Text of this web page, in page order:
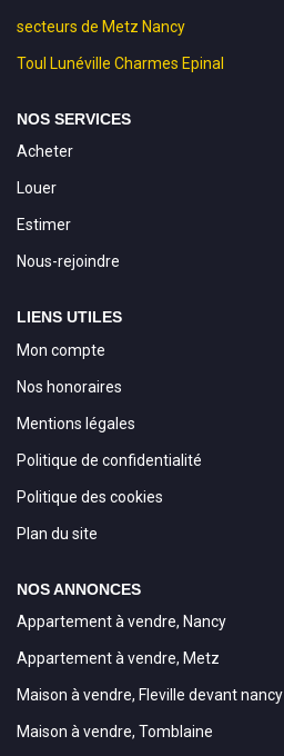
secteurs de Metz Nancy
Toul Lunéville Charmes Epinal
NOS SERVICES
Acheter
Louer
Estimer
Nous-rejoindre
LIENS UTILES
Mon compte
Nos honoraires
Mentions légales
Politique de confidentialité
Politique des cookies
Plan du site
NOS ANNONCES
Appartement à vendre, Nancy
Appartement à vendre, Metz
Maison à vendre, Fleville devant nancy
Maison à vendre, Tomblaine